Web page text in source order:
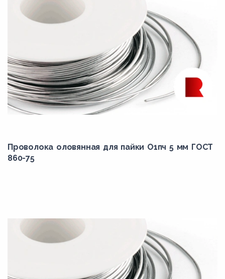
Проволока оловянная для пайки О1пч 5 мм ГОСТ
860-75